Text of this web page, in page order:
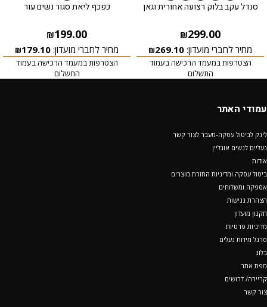
סנדל עקב בלוק רצועה אחורית וגאן
₪299.00
מחיר לחברי מועדון: ₪269.10
הצטרפות במעמד הרכישה בעמוד
התשלום
כפכף ליאת סגור נשים עור
₪199.00
מחיר לחברי מועדון: ₪179.10
הצטרפות במעמד הרכישה בעמוד
התשלום
עמודי האתר
לינק לביטול עסקה-מעבר לצור קשר
נעליים לנשים אונליין
אודות
ביטול עסקה ומדיניות החזרת מוצרים
אספקה ומשלוחים
הצהרת נגישות
תקנון מועדון
מדיניות פרטיות
סרגל מידות נעלים
בלוג
מפת אתר
קריירה/ דרושים
צור קשר